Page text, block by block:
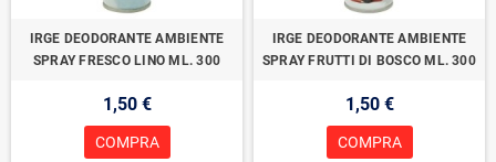
IRGE DEODORANTE AMBIENTE
SPRAY FRESCO LINO ML. 300
1,50 €
COMPRA
IRGE DEODORANTE AMBIENTE
SPRAY FRUTTI DI BOSCO ML. 300
1,50 €
COMPRA